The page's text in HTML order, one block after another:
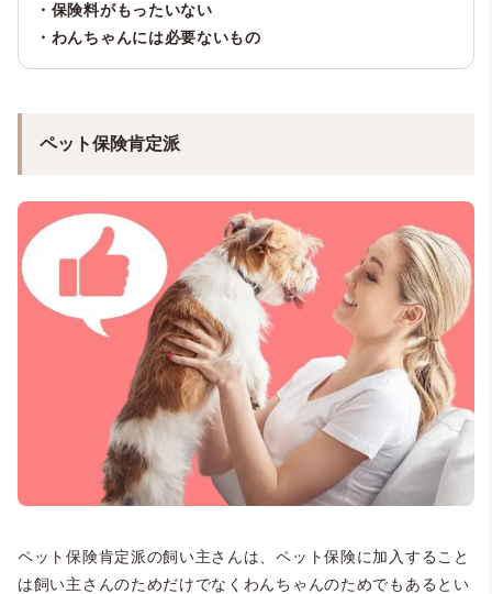
・保険料がもったいない
・わんちゃんには必要ないもの
ペット保険肯定派
ペット保険肯定派の飼い主さんは、ペット保険に加入すること
は飼い主さんのためだけでなくわんちゃんのためでもあるとい